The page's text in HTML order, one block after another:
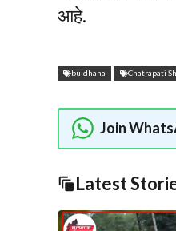
आहे.
buldhana Chatrapati
Join
Latest